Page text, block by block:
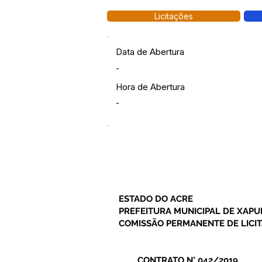
Licitações
Data de Abertura
-
Hora de Abertura
-
ESTADO DO ACRE
PREFEITURA MUNICIPAL DE
COMISSÃO PERMANENTE DE